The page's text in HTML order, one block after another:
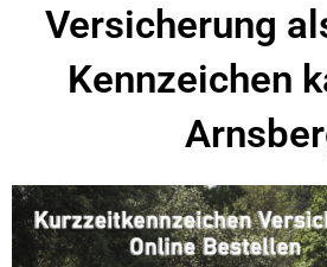
Versicherung
Kennzeichen